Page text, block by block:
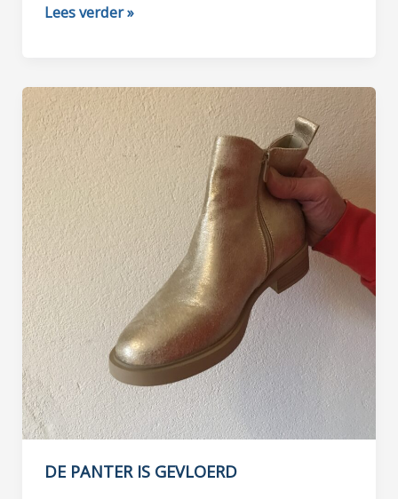
FIETSEN
Lees verder »
DE PANTER IS GEVLOERD